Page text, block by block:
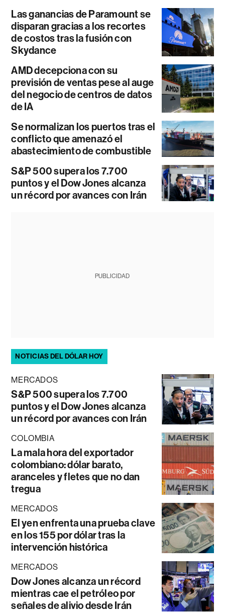
Las ganancias de Paramount se
disparan gracias a los recortes
de costos tras la fusión con
Skydance
AMD decepciona con su
previsión de ventas pese al auge
del negocio de centros de datos
de IA
Se normalizan los puertos tras el
conflicto que amenazó el
abastecimiento de combustible
S&P 500 supera los 7.700
puntos y el Dow Jones alcanza
un récord por avances con Irán
PUBLICIDAD
NOTICIAS DEL DÓLAR HOY
MERCADOS
S&P 500 supera los 7.700
puntos y el Dow Jones alcanza
un récord por avances con Irán
COLOMBIA
La mala hora del exportador
colombiano: dólar barato,
aranceles y fletes que no dan
tregua
MERCADOS
El yen enfrenta una prueba clave
en los 155 por dólar tras la
intervención histórica
MERCADOS
Dow Jones alcanza un récord
mientras cae el petróleo por
señales de alivio desde Irán